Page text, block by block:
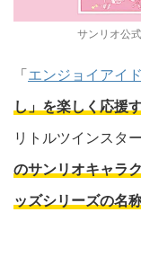
サンリオ公
「エンジョイアイ
し」を楽しく応援
リトルツインスタ
のサンリオキャラ
ッズシリーズの名